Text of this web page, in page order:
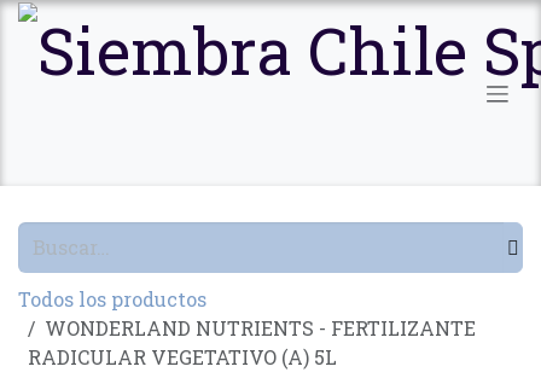
Ir al contenido
Todos los productos
WONDERLAND NUTRIENTS - FERTILIZANTE
RADICULAR VEGETATIVO (A) 5L